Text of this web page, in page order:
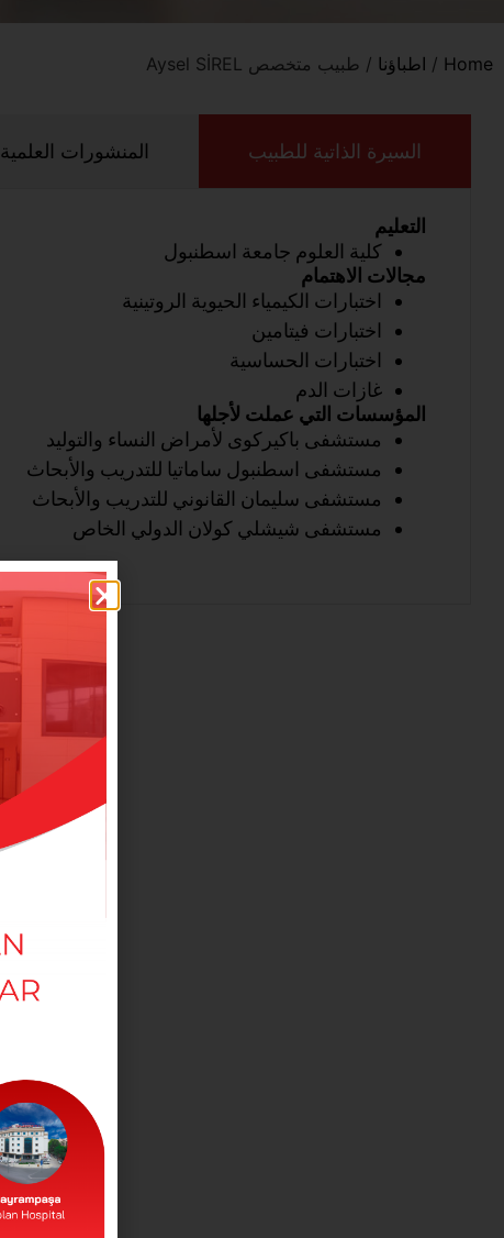
Home
/ اطباؤنا / طبيب متخصص Aysel SİREL
السيرة الذاتية للطبيب المنشورات العلمية
التعليم
كلية العلوم جامعة اسطنبول
مجالات الاهتمام
اختبارات الكيمياء الحيوية الروتينية
اختبارات فيتامين
اختبارات الحساسية
غازات الدم
المؤسسات التي عملت لأجلها
مستشفى باكيركوى لأمراض النساء والتوليد
مستشفى اسطنبول ساماتيا للتدريب والأبحاث
مستشفى سليمان القانوني للتدريب والأبحاث
مستشفى شيشلي كولان الدولي الخاص